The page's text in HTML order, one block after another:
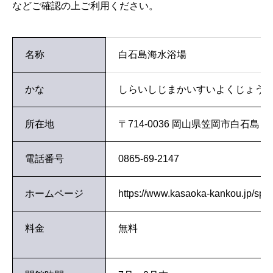
などご確認の上ご利用ください。
名称 白石島海水浴場
かな しらいしじまかいすいよくじょう
所在地 〒714-0036 岡山県笠岡市白石島３
電話番号 0865-69-2147
ホームページ https://www.kasaoka-kankou.jp/
料金 無料